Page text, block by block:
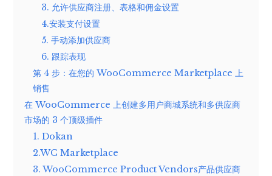
3. 允许供应商注册、表格和佣金设置
4.安装支付设置
5. 手动添加供应商
6. 跟踪表现
第 4 步：在您的 WooCommerce Marketplace 上
销售
在 WooCommerce 上创建多用户商城系统和多供应商
市场的 3 个顶级插件
1. Dokan
2.WC Marketplace
3. WooCommerce Product Vendors产品供应商